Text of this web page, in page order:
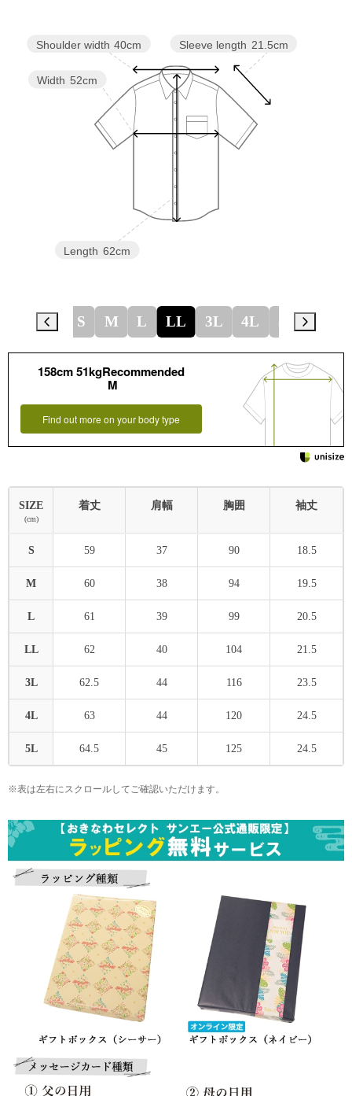
Sleeve length 21.5cm
Length 62cm
Width 52cm
Shoulder width 40cm
S M L LL 3L 4L
158cm 51kgRecommended
M
Find out more on your body type
SIZE
(cm)
着丈 肩幅 胸囲 袖丈
S 59 37 90 18.5
M 60 38 94 19.5
L 61 39 99 20.5
LL 62 40 104 21.5
3L 62.5 44 116 23.5
4L 63 44 120 24.5
5L 64.5 45 125 24.5
※表は左右にスクロールしてご確認いただけます。